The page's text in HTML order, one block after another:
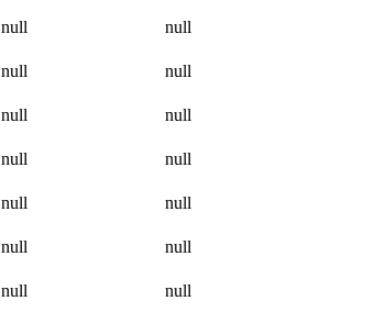
null null
null null
null null
null null
null null
null null
null null